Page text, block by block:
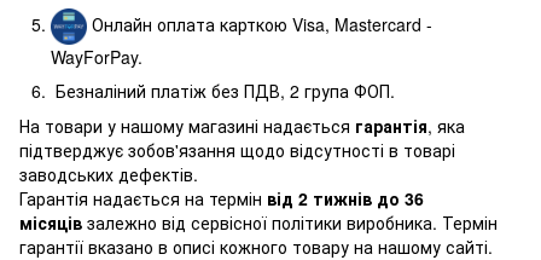
Онлайн оплата карткою Visa, Mastercard -
WayForPay.
Безналіний платіж без ПДВ, 2 група ФОП.
На товари у нашому магазині надається гарантія, яка
підтверджує зобов'язання щодо відсутності в товарі
заводських дефектів.
Гарантія надається на термін від 2 тижнів до 36
місяців залежно від сервісної політики виробника. Термін
гарантії вказано в описі кожного товару на нашому сайті.